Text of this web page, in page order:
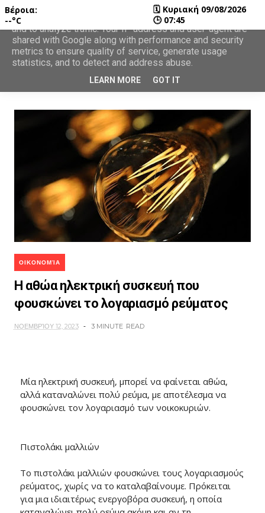
ΟΙΚΟΝΟΜΊΑ
Η αθώα ηλεκτρική συσκευή που
φουσκώνει το λογαριασμό ρεύματος
ΝΟΕΜΒΡΊΟΥ 12, 2023 3 MINUTE READ
Μία ηλεκτρική συσκευή, μπορεί να φαίνεται αθώα,
αλλά καταναλώνει πολύ ρεύμα, με αποτέλεσμα να
φουσκώνει τον λογαριασμό των νοικοκυριών.
Πιστολάκι μαλλιών
Το πιστολάκι μαλλιών φουσκώνει τους λογαριασμούς
ρεύματος, χωρίς να το καταλαβαίνουμε. Πρόκειται
για μια ιδιαιτέρως ενεργοβόρα συσκευή, η οποία
Βέροια:
--°C
🗓 Κυριακή 09/08/2026
🕒 07:45
This site uses cookies from Google to deliver its services
and to analyze traffic. Your IP address and user-agent are
shared with Google along with performance and security
metrics to ensure quality of service, generate usage
statistics, and to detect and address abuse.
LEARN MORE GOT IT